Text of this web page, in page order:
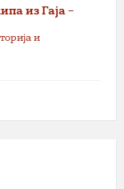
из Гаја –
и